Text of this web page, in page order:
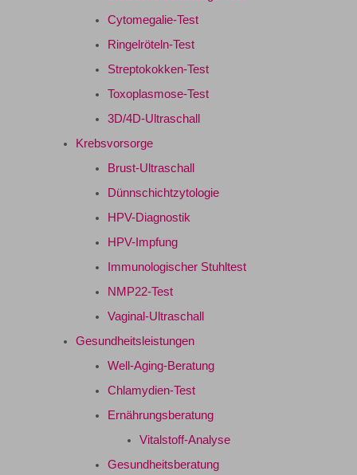
Cytomegalie-Test
Ringelröteln-Test
Streptokokken-Test
Toxoplasmose-Test
3D/4D-Ultraschall
Krebsvorsorge
Brust-Ultraschall
Dünnschichtzytologie
HPV-Diagnostik
HPV-Impfung
Immunologischer Stuhltest
NMP22-Test
Vaginal-Ultraschall
Gesundheitsleistungen
Well-Aging-Beratung
Chlamydien-Test
Ernährungsberatung
Vitalstoff-Analyse
Gesundheitsberatung